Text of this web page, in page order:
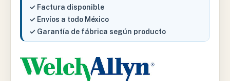
✓ Factura disponible
✓ Envíos a todo México
✓ Garantía de fábrica según producto